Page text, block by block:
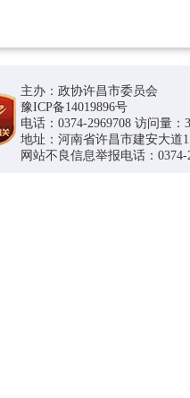
主办：政协许昌市委员会
豫ICP备14019896号
电话：0374-2969708 访问量：
地址：河南省许昌市建安大道
网站不良信息举报电话：